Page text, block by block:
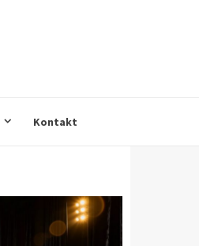
Kontakt